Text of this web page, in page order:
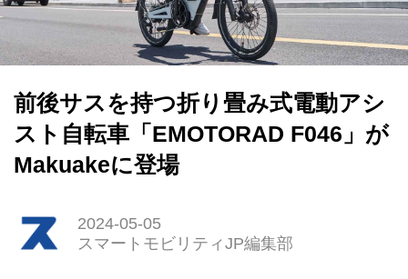
HOME
前後サスを持つ折り畳み式電動アシ
スト自転車「EMOTORAD F046」が
Makuakeに登場
2024-05-05
スマートモビリティJP編集部